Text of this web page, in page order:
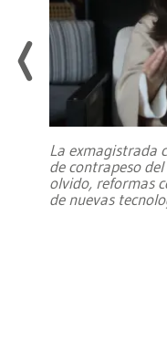
La exmagistrada
de contrapeso
olvido, reformas
de nuevas